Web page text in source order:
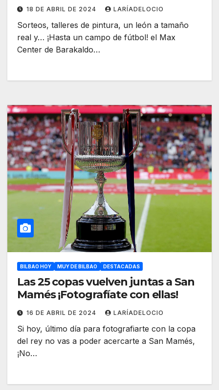
18 DE ABRIL DE 2024 LARÍADELOCIO
Sorteos, talleres de pintura, un león a tamaño
real y… ¡Hasta un campo de fútbol! el Max
Center de Barakaldo…
BILBAO HOY MUY DE BILBAO DESTACADAS
Las 25 copas vuelven juntas a San
Mamés ¡Fotografíate con ellas!
16 DE ABRIL DE 2024 LARÍADELOCIO
Si hoy, último día para fotografiarte con la copa
del rey no vas a poder acercarte a San Mamés,
¡No…